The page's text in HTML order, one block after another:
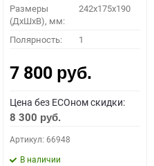
Размеры
(ДхШхВ), мм:
242x175x190
Полярность: 1
7 800 руб.
Цена без ECOном скидки:
8 300 руб.
Артикул: 66948
В наличии